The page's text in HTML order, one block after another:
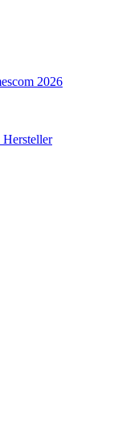
2026
Hersteller